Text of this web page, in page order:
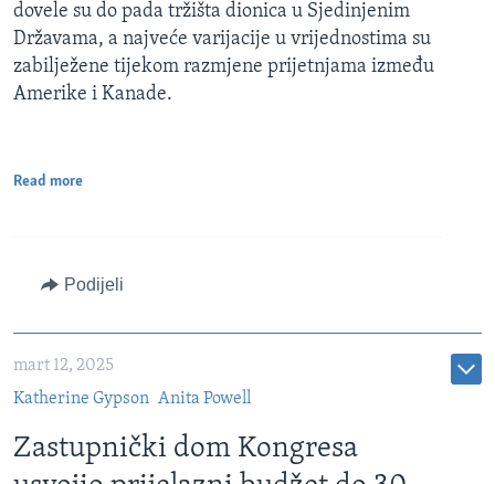
dovele su do pada tržišta dionica u Sjedinjenim
Državama, a najveće varijacije u vrijednostima su
zabilježene tijekom razmjene prijetnjama između
Amerike i Kanade.
Read more
Podijeli
mart 12, 2025
Katherine Gypson Anita Powell
Zastupnički dom Kongresa